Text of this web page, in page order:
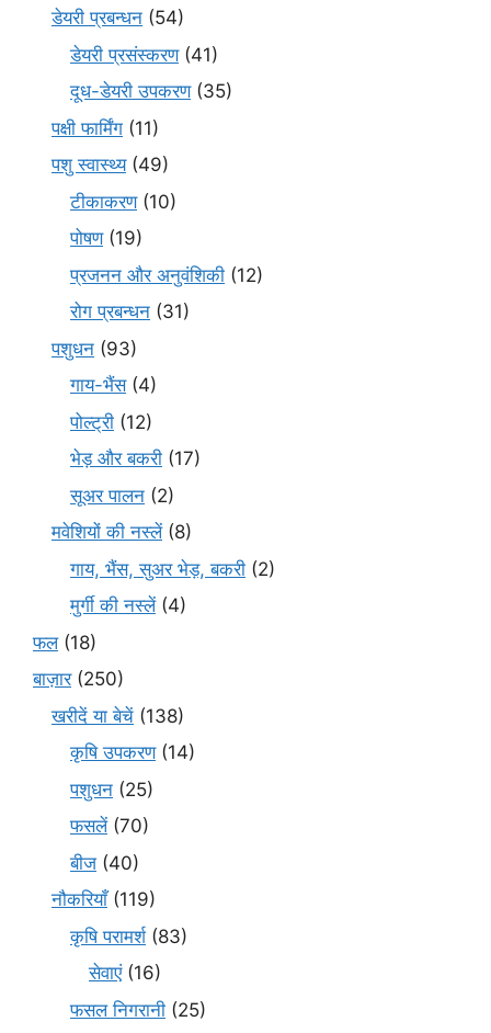
डेयरी प्रबन्धन (54)
डेयरी प्रसंस्करण(41)
दूध-डेयरी उपकरण(35)
पक्षी फार्मिंग (11)
पशु स्वास्थ्य(49)
टीकाकरण(10)
पोषण(19)
प्रजनन और अनुवंशिकी (12)
रोग प्रबन्धन (31)
पशुधन (93)
गाय-भैंस(4)
पोल्ट्री (12)
भेड़ और बकरी (17)
सूअर पालन (2)
मवेशियों की नस्लें(8)
गाय, भैंस, सुअर भेड़, बकरी (2)
मुर्गी की नस्लें(4)
फल(18)
बाज़ार(250)
खरीदें या बेचें (138)
कृषि उपकरण(14)
पशुधन (25)
फसलें(70)
बीज (40)
नौकरियाँ(119)
कृषि परामर्श(83)
सेवाएं(16)
फसल निगरानी (25)